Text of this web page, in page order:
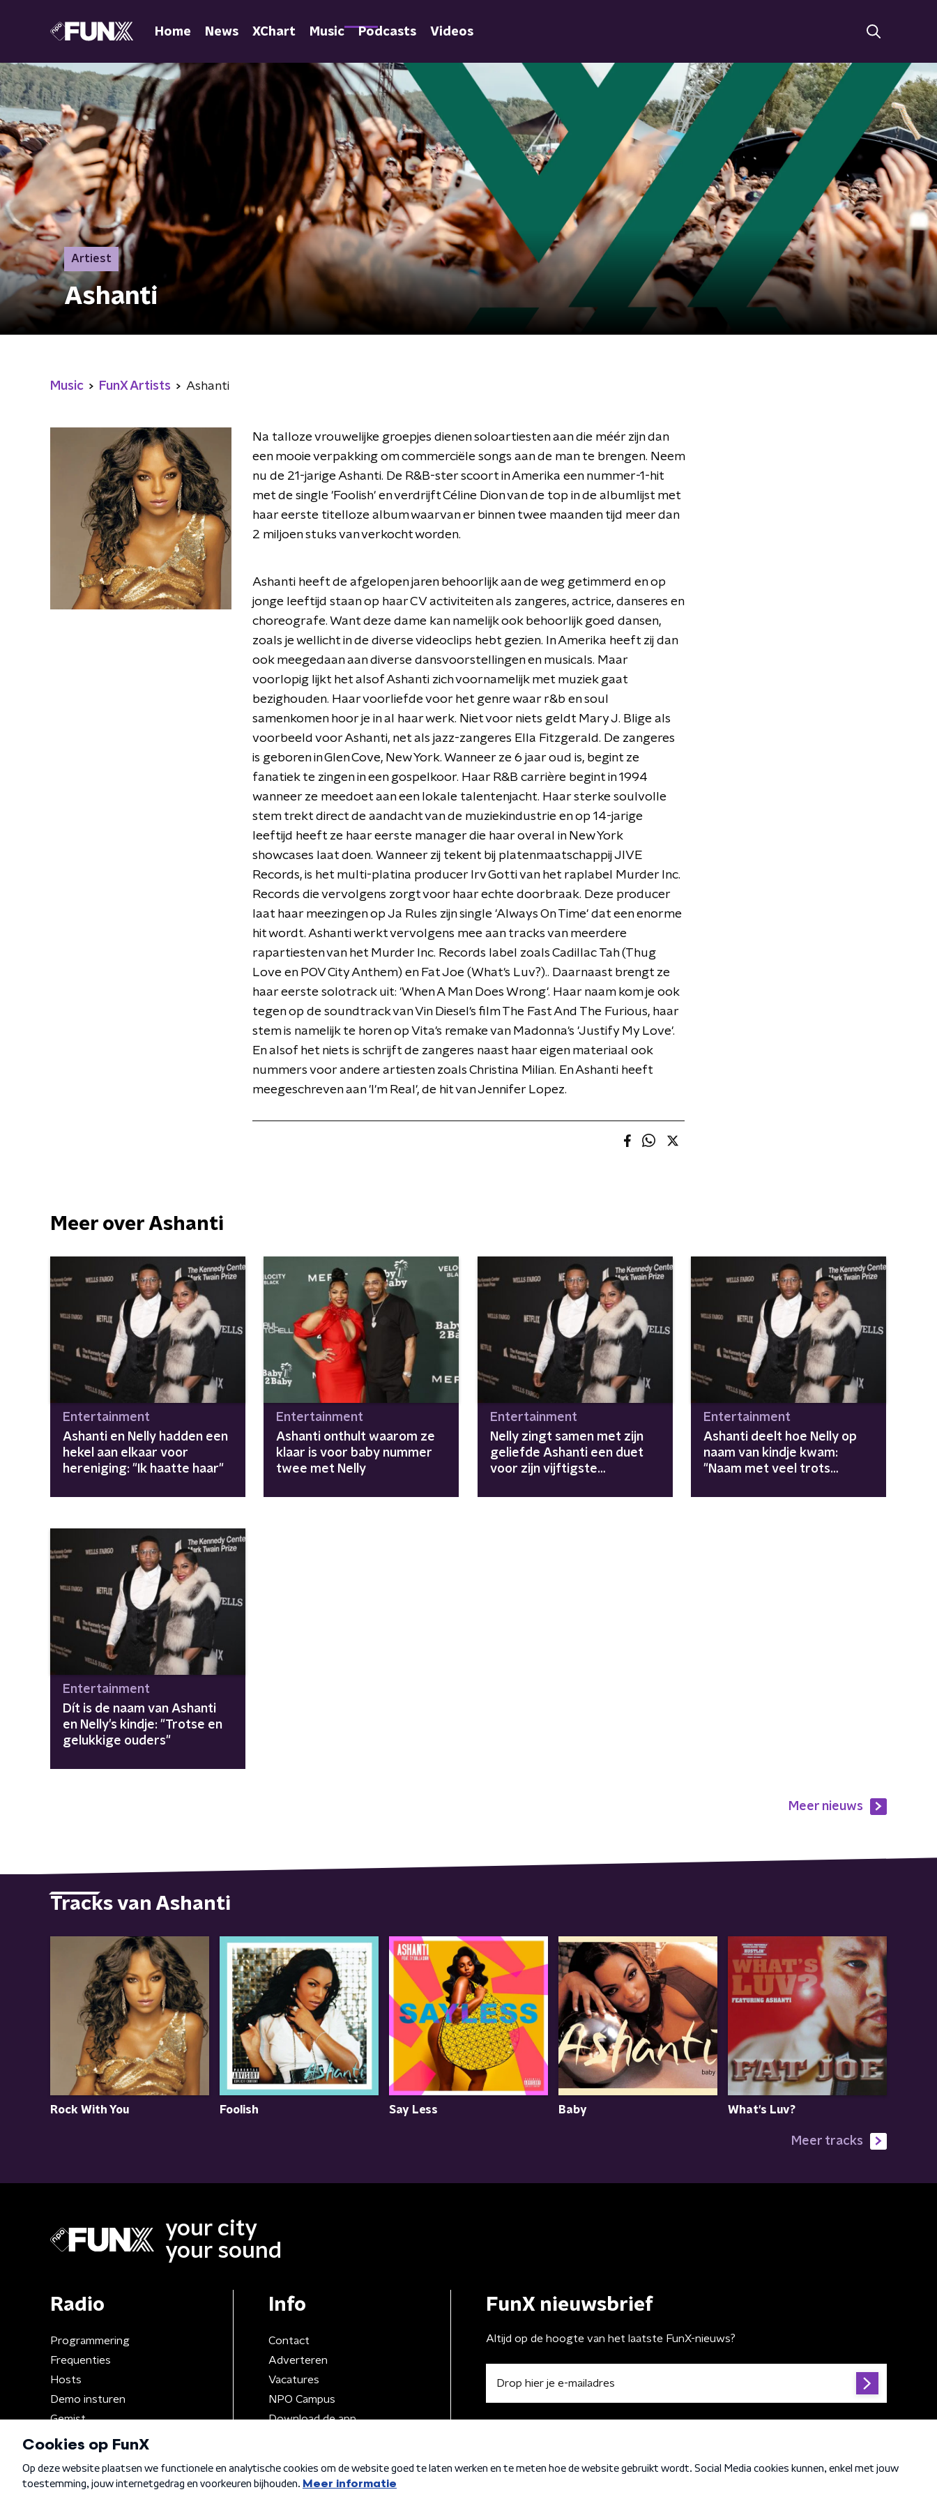
Home News XChart Music Podcasts Videos
Artiest
Ashanti
Music FunX Artists Ashanti
Na talloze vrouwelijke groepjes dienen soloartiesten aan die méér zijn dan
een mooie verpakking om commerciële songs aan de man te brengen. Neem
nu de 21-jarige Ashanti. De R&B-ster scoort in Amerika een nummer-1-hit
met de single 'Foolish' en verdrijft Céline Dion van de top in de albumlijst met
haar eerste titelloze album waarvan er binnen twee maanden tijd meer dan
2 miljoen stuks van verkocht worden.
Ashanti heeft de afgelopen jaren behoorlijk aan de weg getimmerd en op
jonge leeftijd staan op haar CV activiteiten als zangeres, actrice, danseres en
choreografe. Want deze dame kan namelijk ook behoorlijk goed dansen,
zoals je wellicht in de diverse videoclips hebt gezien. In Amerika heeft zij dan
ook meegedaan aan diverse dansvoorstellingen en musicals. Maar
voorlopig lijkt het alsof Ashanti zich voornamelijk met muziek gaat
bezighouden. Haar voorliefde voor het genre waar r&b en soul
samenkomen hoor je in al haar werk. Niet voor niets geldt Mary J. Blige als
voorbeeld voor Ashanti, net als jazz-zangeres Ella Fitzgerald. De zangeres
is geboren in Glen Cove, New York. Wanneer ze 6 jaar oud is, begint ze
fanatiek te zingen in een gospelkoor. Haar R&B carrière begint in 1994
wanneer ze meedoet aan een lokale talentenjacht. Haar sterke soulvolle
stem trekt direct de aandacht van de muziekindustrie en op 14-jarige
leeftijd heeft ze haar eerste manager die haar overal in New York
showcases laat doen. Wanneer zij tekent bij platenmaatschappij JIVE
Records, is het multi-platina producer Irv Gotti van het raplabel Murder Inc.
Records die vervolgens zorgt voor haar echte doorbraak. Deze producer
laat haar meezingen op Ja Rules zijn single 'Always On Time' dat een enorme
hit wordt. Ashanti werkt vervolgens mee aan tracks van meerdere
rapartiesten van het Murder Inc. Records label zoals Cadillac Tah (Thug
Love en POV City Anthem) en Fat Joe (What's Luv?).. Daarnaast brengt ze
haar eerste solotrack uit: 'When A Man Does Wrong'. Haar naam kom je ook
tegen op de soundtrack van Vin Diesel's film The Fast And The Furious, haar
stem is namelijk te horen op Vita's remake van Madonna's 'Justify My Love'.
En alsof het niets is schrijft de zangeres naast haar eigen materiaal ook
nummers voor andere artiesten zoals Christina Milian. En Ashanti heeft
meegeschreven aan 'I'm Real', de hit van Jennifer Lopez.
Meer over Ashanti
Entertainment
Ashanti en Nelly hadden een
hekel aan elkaar voor
hereniging: "Ik haatte haar"
Entertainment
Ashanti onthult waarom ze
klaar is voor baby nummer
twee met Nelly
Entertainment
Nelly zingt samen met zijn
geliefde Ashanti een duet
voor zijn vijftigste
Entertainment
Ashanti deelt hoe Nelly op
naam van kindje kwam:
"Naam met veel trots
Entertainment
Dít is de naam van Ashanti
en Nelly's kindje: "Trotse en
gelukkige ouders"
Meer nieuws
Tracks van Ashanti
Rock With You Foolish Say Less Baby What's Luv?
Meer tracks
your city
your sound
Radio
Programmering
Frequenties
Hosts
Demo insturen
Gemist
Info
Contact
Adverteren
Vacatures
NPO Campus
Download de app
FunX nieuwsbrief
Altijd op de hoogte van het laatste FunX-nieuws?
Algemene voorwaarden Privacybeleid